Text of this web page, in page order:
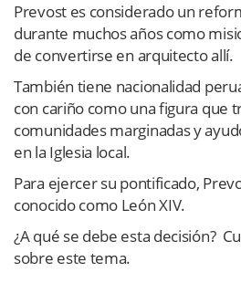
Prevost es considerado un
durante muchos años como
de convertirse en arquitecto allí.
También tiene nacionalidad
con cariño como una figura que
comunidades marginadas y
en la Iglesia local.
Para ejercer su pontificado,
conocido como León XIV.
¿A qué se debe esta decisión?
sobre este tema.